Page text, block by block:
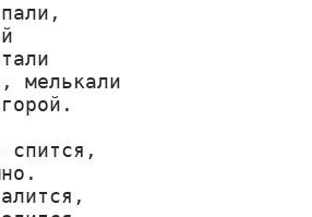
мелькали
спится,